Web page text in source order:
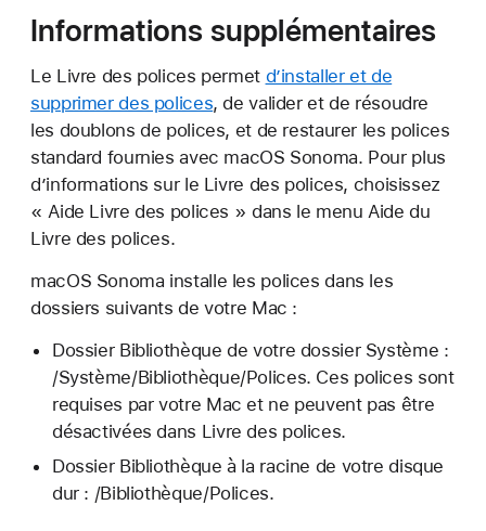
Informations supplémentaires
Le Livre des polices permet d’installer et de
supprimer des polices, de valider et de résoudre
les doublons de polices, et de restaurer les polices
standard fournies avec macOS Sonoma. Pour plus
d’informations sur le Livre des polices, choisissez
« Aide Livre des polices » dans le menu Aide du
Livre des polices.
macOS Sonoma installe les polices dans les
dossiers suivants de votre Mac :
Dossier Bibliothèque de votre dossier Système :
/Système/Bibliothèque/Polices. Ces polices sont
requises par votre Mac et ne peuvent pas être
désactivées dans Livre des polices.
Dossier Bibliothèque à la racine de votre disque
dur : /Bibliothèque/Polices.